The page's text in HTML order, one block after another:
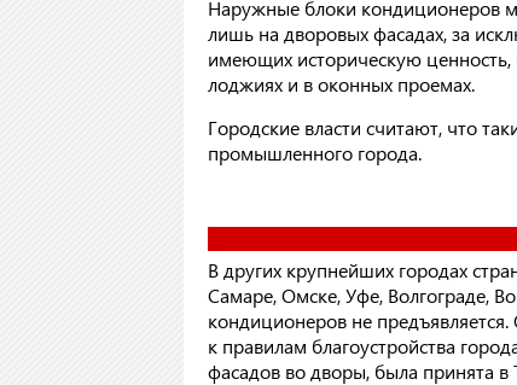
Наружные блоки кондиционеров
лишь на дворовых фасадах, за
имеющих историческую ценность,
лоджиях и в оконных проемах.
Городские власти считают, что
промышленного города.
В других крупнейших городах
Самаре, Омске, Уфе, Волгограде,
кондиционеров не
к правилам благоустройства
фасадов во дворы, была принята в